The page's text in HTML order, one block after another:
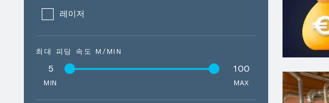
레이저
최대 피딩 속도 M/MIN
5 100
MIN MAX